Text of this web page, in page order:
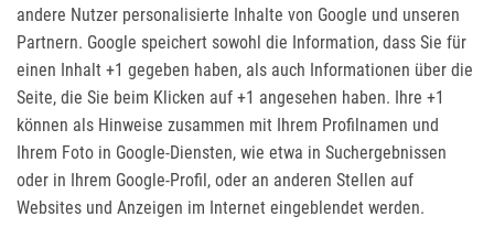
andere Nutzer personalisierte Inhalte von Google und unseren
Partnern. Google speichert sowohl die Information, dass Sie für
einen Inhalt +1 gegeben haben, als auch Informationen über die
Seite, die Sie beim Klicken auf +1 angesehen haben. Ihre +1
können als Hinweise zusammen mit Ihrem Profilnamen und
Ihrem Foto in Google-Diensten, wie etwa in Suchergebnissen
oder in Ihrem Google-Profil, oder an anderen Stellen auf
Websites und Anzeigen im Internet eingeblendet werden.